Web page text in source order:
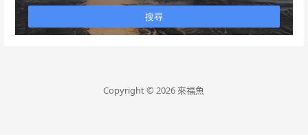
Copyright © 2026 來福魚